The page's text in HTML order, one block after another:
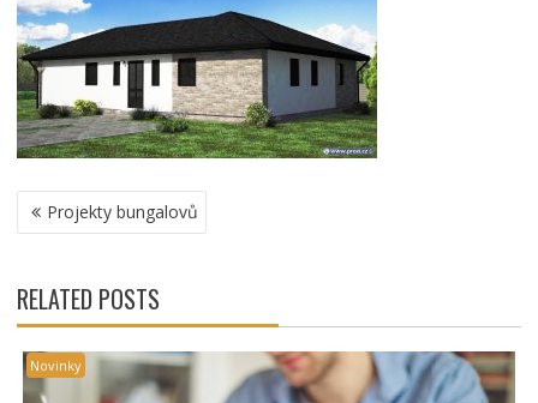
NAVIGACE
PROProjekty bungalovů
RELATED POSTS
Novinky